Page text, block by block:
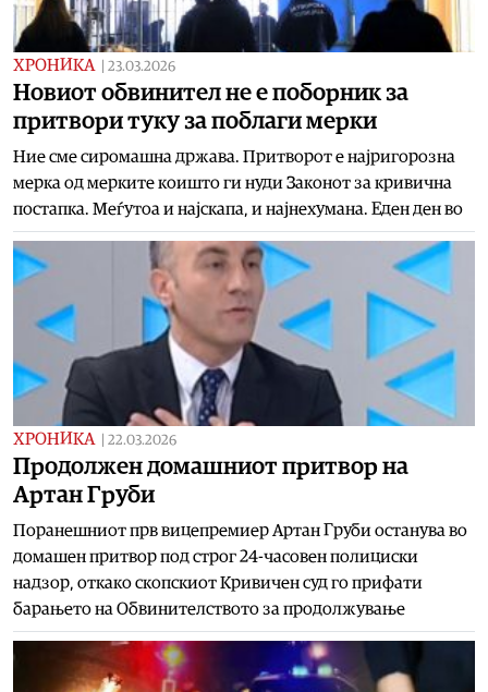
ХРОНИКА 23.03.2026
Новиот обвинител не е поборник за
притвори туку за поблаги мерки
Ние сме сиромашна држава. Притворот е најригорозна
мерка од мерките коишто ги нуди Законот за кривична
постапка. Меѓутоа и најскапа, и најнехумана. Еден ден во
ХРОНИКА 22.03.2026
Продолжен домашниот притвор на
Артан Груби
Поранешниот прв вицепремиер Артан Груби останува во
домашен притвор под строг 24-часовен полициски
надзор, откако скопскиот Кривичен суд го прифати
барањето на Обвинителството за продолжување